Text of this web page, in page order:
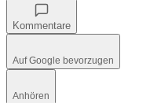
Kommentare
Auf Google bevorzugen
Anhören